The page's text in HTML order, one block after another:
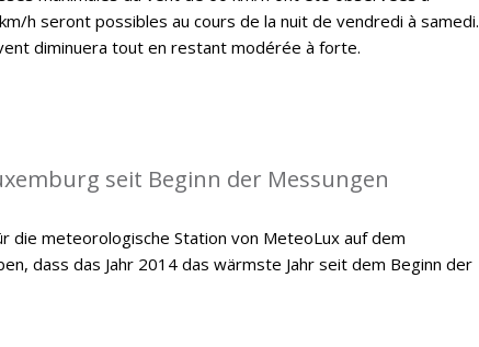
h seront possibles au cours de la nuit de vendredi à samedi.
diminuera tout en restant modérée à forte.
seit Beginn der Messungen
die meteorologische Station von MeteoLux auf dem
dass das Jahr 2014 das wärmste Jahr seit dem Beginn der